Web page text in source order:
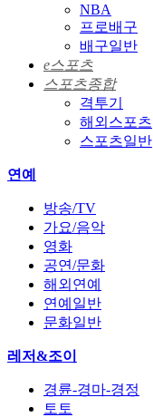
NBA
프로배구
배구일반
e스포츠
스포츠종합
격투기
해외스포츠
스포츠일반
연예
방송/TV
가요/음악
영화
공연/문화
해외연예
연예일반
문화일반
레저&조이
경륜-경마-경정
토토